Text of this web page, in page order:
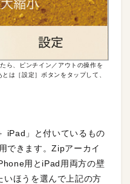
ら、ピンチイン／アウトの操作を
は［設定］ボタンをタップして、
iPad」と付いているもの
できます。Zipアーカイ
用とiPad用両方の壁
いほうを選んで上記の方